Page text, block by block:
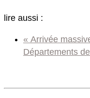
lire aussi :
« Arrivée
Départements